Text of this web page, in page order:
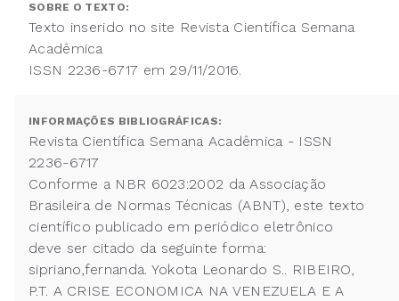
SOBRE O TEXTO:
Texto inserido no site Revista Científica Semana
Acadêmica
ISSN 2236-6717 em 29/11/2016.
INFORMAÇÕES BIBLIOGRÁFICAS:
Revista Científica Semana Acadêmica - ISSN
2236-6717
Conforme a NBR 6023:2002 da Associação
Brasileira de Normas Técnicas (ABNT), este texto
científico publicado em periódico eletrônico
deve ser citado da seguinte forma:
sipriano,fernanda. Yokota Leonardo S.. RIBEIRO,
P.T. A CRISE ECONOMICA NA VENEZUELA E A